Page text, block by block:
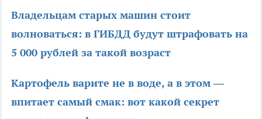
Владельцам старых машин стоит
волноваться: в ГИБДД будут штрафовать на
5 000 рублей за такой возраст
Картофель варите не в воде, а в этом —
впитает самый смак: вот какой секрет